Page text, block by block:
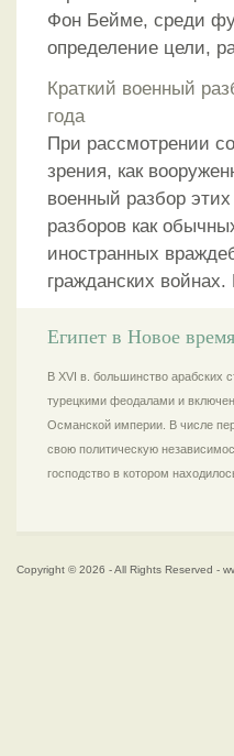
Фон Бейме, среди
определение цели,
Краткий военный
года
При рассмотрении
зрения, как
военный разбор
разборов как
иностранных
гражданских
Египет в Новое время
В XVI в. большинство арабских
турецкими феодалами и
Османской империи. В числе
свою политическую
господство в котором
Copyright © 2026 - All Rights Reserved -